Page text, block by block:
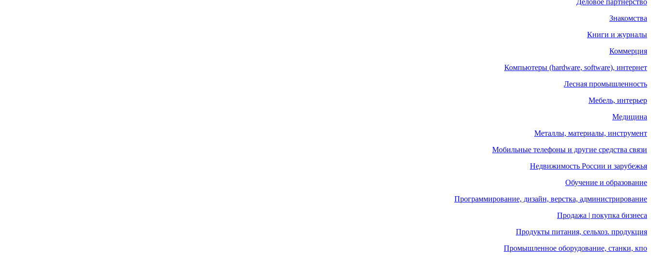
Знакомства
Книги и журналы
Коммерция
Компьютеры (hardware, software), интернет
Лесная промышленность
Мебель, интерьер
Медицина
Металлы, материалы, инструмент
Мобильные телефоны и другие средства связи
Недвижимость России и зарубежья
Обучение и образование
Программирование, дизайн, верстка, администрирование
Продажа | покупка бизнеса
Продукты питания, сельхоз. продукция
Промышленное оборудование, станки, кпо